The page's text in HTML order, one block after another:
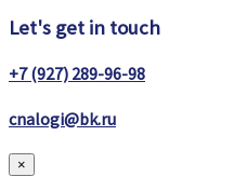
Let's get in touch
+7 (927) 289-96-98
cnalogi@bk.ru
×